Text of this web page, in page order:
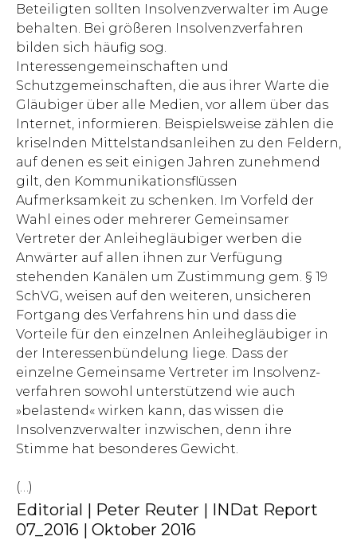
Beteiligten sollten Insolvenzverwalter im Auge
behalten. Bei größeren Insolvenzverfahren
bilden sich häufig sog.
Interessengemeinschaften und
Schutzgemeinschaften, die aus ihrer Warte die
Gläubiger über alle Medien, vor allem über das
Internet, informieren. Beispielsweise zählen die
kriselnden Mittelstandsanleihen zu den Feldern,
auf denen es seit einigen Jahren zunehmend
gilt, den Kommunikationsflüssen
Aufmerksamkeit zu schenken. Im Vorfeld der
Wahl eines oder mehrerer Gemeinsamer
Vertreter der Anleihegläubiger werben die
Anwärter auf allen ihnen zur Verfügung
stehenden Kanälen um Zustimmung gem. § 19
SchVG, weisen auf den weiteren, unsicheren
Fortgang des Verfahrens hin und dass die
Vorteile für den einzelnen Anleihegläubiger in
der Interessenbündelung liege. Dass der
einzelne Gemeinsame Vertreter im Insolvenz­
verfahren sowohl unterstützend wie auch
»belastend« wirken kann, das wissen die
Insolvenzverwalter inzwischen, denn ihre
Stimme hat besonderes Gewicht.
(…)
Editorial | Peter Reuter | INDat Report
07_2016 | Oktober 2016